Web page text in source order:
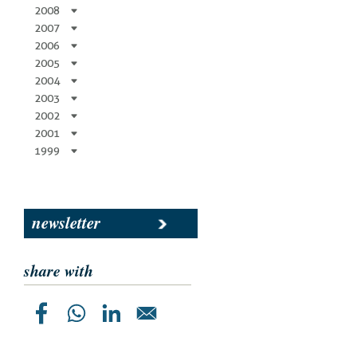
2008
2007
2006
2005
2004
2003
2002
2001
1999
newsletter
share with